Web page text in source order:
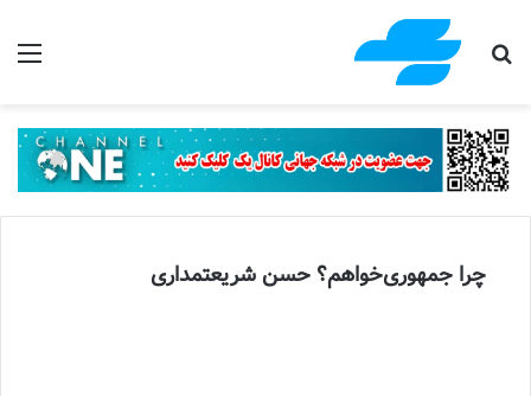
جستجو برای
چرا جمهوری‌خواهم؟ حسن شریعتمداری